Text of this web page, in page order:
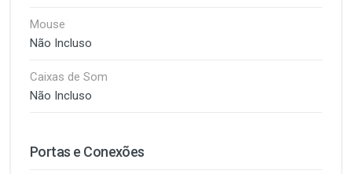
Mouse
Não Incluso
Caixas de Som
Não Incluso
Portas e Conexões